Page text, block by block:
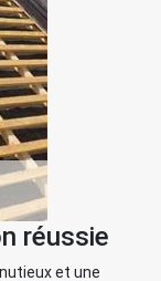
réussie
et une